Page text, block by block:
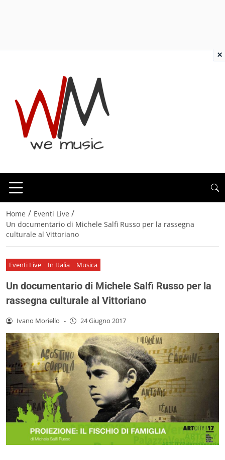
Home / Eventi Live /
Un documentario di Michele Salfi Russo per la rassegna
culturale al Vittoriano
Eventi Live In Italia Musica
Un documentario di Michele Salfi Russo per la
rassegna culturale al Vittoriano
Ivano Moriello - 24 Giugno 2017
×